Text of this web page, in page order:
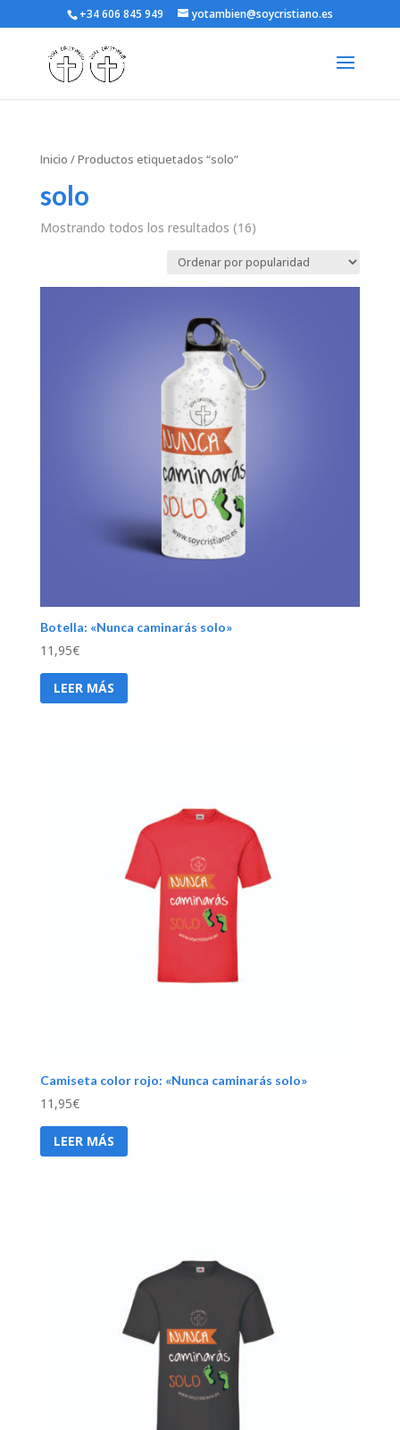
+34 606 845 949 yotambien@soycristiano.es
Inicio / Productos etiquetados “solo”
solo
Mostrando todos los resultados (16)
Botella: «Nunca caminarás solo»
11,95€
LEER MÁS
Camiseta color rojo: «Nunca caminarás solo»
11,95€
LEER MÁS